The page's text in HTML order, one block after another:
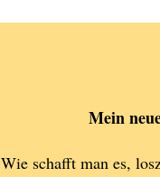
Mein
Wie schafft man es,